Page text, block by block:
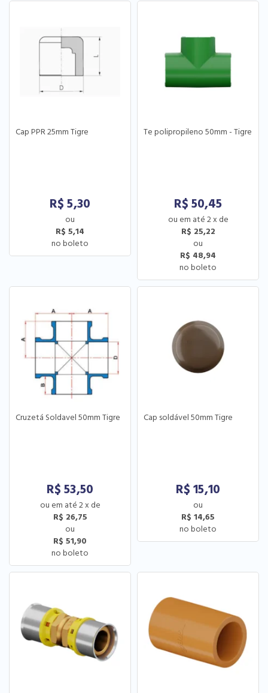
Cap PPR 25mm Tigre
R$ 5,30
R$ 5,14
Te polipropileno 50mm - Tigre
R$ 50,45
2x de
R$ 25,22
R$ 48,94
Cruzetá Soldavel 50mm Tigre
R$ 53,50
2x de
R$ 26,75
R$ 51,90
Cap soldável 50mm Tigre
R$ 15,10
R$ 14,65